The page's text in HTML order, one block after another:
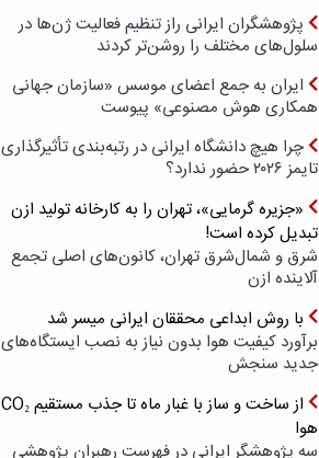
پژوهشگران ایرانی راز تنظیم فعالیت ژن‌ها در
سلول‌های مختلف را روشن‌تر کردند
ایران به جمع اعضای موسس «سازمان جهانی
همکاری هوش مصنوعی» پیوست
چرا هیچ دانشگاه ایرانی در رتبه‌بندی تأثیرگذاری
تایمز ۲۰۲۶ حضور ندارد؟
«جزیره گرمایی»، تهران را به کارخانه تولید ازن
تبدیل کرده است!
شرق و شمال‌شرق تهران، کانون‌های اصلی تجمع
آلاینده ازن
با روش ابداعی محققان ایرانی میسر شد
برآورد کیفیت هوا بدون نیاز به نصب ایستگاه‌های
جدید سنجش
از ساخت و ساز با غبار ماه تا جذب مستقیم CO₂
هوا
سه پژوهشگر ایرانی در فهرست رهبران پژوهشی